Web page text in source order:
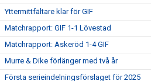
Yttermittfältare klar för GIF
Matchrapport: GIF 1-1 Lövestad
Matchrapport: Askeröd 1-4 GIF
Murre & Dike förlänger med två år
Första serieindelningsförslaget för 2025